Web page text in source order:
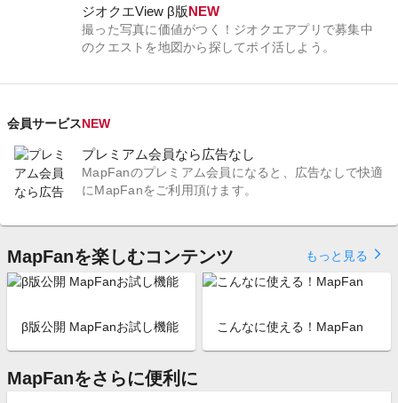
ジオクエView β版NEW
撮った写真に価値がつく！ジオクエアプリで募集中
のクエストを地図から探してポイ活しよう。
会員サービスNEW
プレミアム会員なら広告なし
MapFanのプレミアム会員になると、広告なしで快適
にMapFanをご利用頂けます。
MapFanを楽しむコンテンツ もっと見る arrow_forward_ios
β版公開 MapFanお試し機能 こんなに使える！MapFan
MapFanをさらに便利に